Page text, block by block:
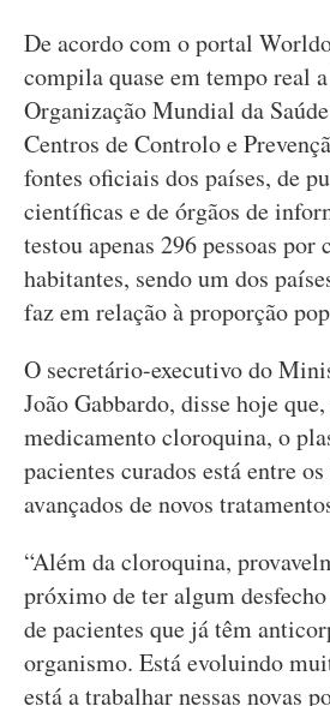
De acordo com o portal
compila quase em tempo real
Organização Mundial da
Centros de Controlo e
fontes oficiais dos países, de
científicas e de órgãos de
testou apenas 296 pessoas
habitantes, sendo um dos
faz em relação à proporção
O secretário-executivo do
João Gabbardo, disse hoje
medicamento cloroquina, o
pacientes curados está entre
avançados de novos
“Além da cloroquina,
próximo de ter algum
de pacientes que já têm
organismo. Está evoluindo
está a trabalhar nessas novas